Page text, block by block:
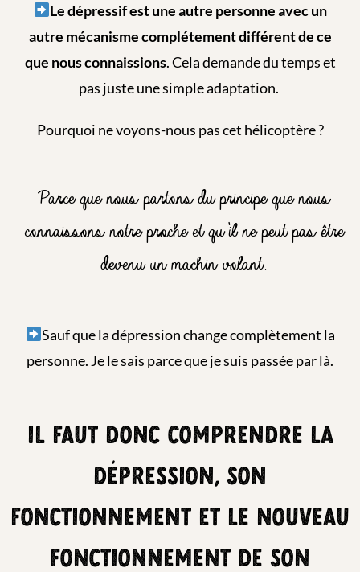
Le dépressif est une autre personne avec un
autre mécanisme complétement différent de ce
que nous connaissions. Cela demande du temps et
pas juste une simple adaptation.
Pourquoi ne voyons-nous pas cet hélicoptère ?
Parce que nous partons du principe que nous
connaissons notre proche et qu’il ne peut pas être
devenu un machin volant.
Sauf que la dépression change complètement la
personne. Je le sais parce que je suis passée par là.
il faut donc comprendre la
dépression, son
fonctionnement et le nouveau
fonctionnement de son